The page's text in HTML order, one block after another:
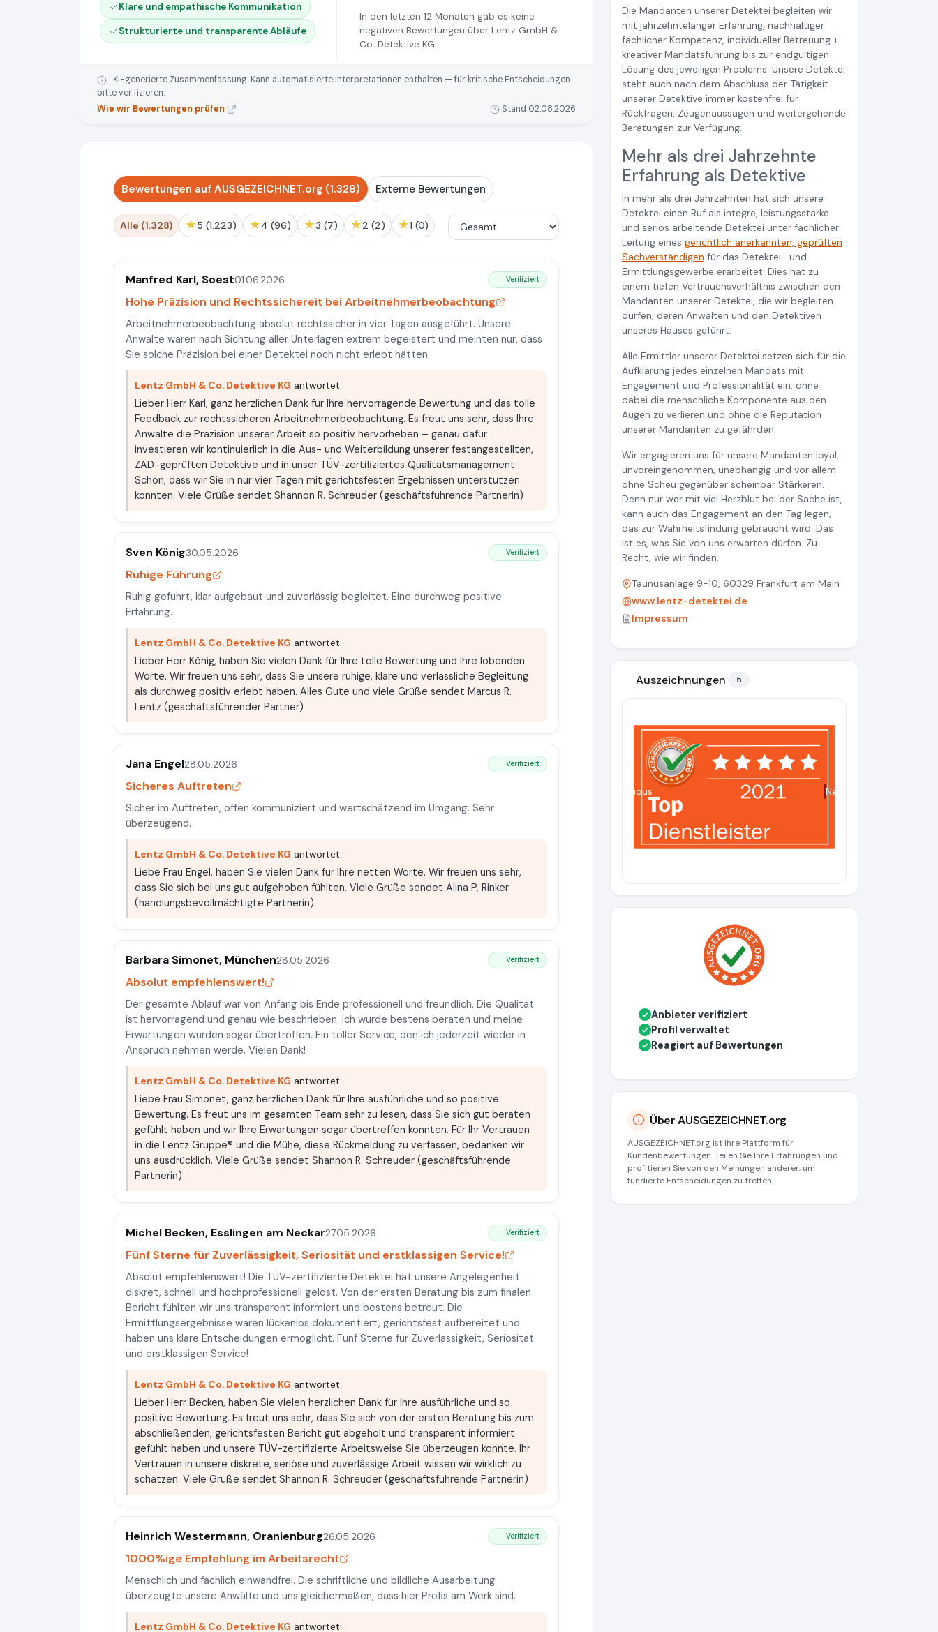
Klare und empathische Kommunikation
Strukturierte und transparente Abläufe
In den letzten 12 Monaten gab es keine
negativen Bewertungen über Lentz GmbH &
Co. Detektive KG.
KI-generierte Zusammenfassung. Kann automatisierte Interpretationen enthalten — für kritische Entscheidungen
bitte verifizieren.
Wie wir Bewertungen prüfen
Stand 02.08.2026
Bewertungen auf AUSGEZEICHNET.org (1.328) Externe Bewertungen
Alle (1.328) ★ 5 (1.223) ★ 4 (96) ★ 3 (7) ★ 2 (2) ★ 1 (0)
Manfred Karl, Soest01.06.2026 Verifiziert
Hohe Präzision und Rechtssichereit bei Arbeitnehmerbeobachtung
Arbeitnehmerbeobachtung absolut rechtssicher in vier Tagen ausgeführt. Unsere
Anwälte waren nach Sichtung aller Unterlagen extrem begeistert und meinten nur, dass
Sie solche Präzision bei einer Detektei noch nicht erlebt hätten.
Lentz GmbH & Co. Detektive KG antwortet:
Lieber Herr Karl, ganz herzlichen Dank für Ihre hervorragende Bewertung und das tolle
Feedback zur rechtssicheren Arbeitnehmerbeobachtung. Es freut uns sehr, dass Ihre
Anwälte die Präzision unserer Arbeit so positiv hervorheben – genau dafür
investieren wir kontinuierlich in die Aus- und Weiterbildung unserer festangestellten,
ZAD-geprüften Detektive und in unser TÜV-zertifiziertes Qualitätsmanagement.
Schön, dass wir Sie in nur vier Tagen mit gerichtsfesten Ergebnissen unterstützen
konnten. Viele Grüße sendet Shannon R. Schreuder (geschäftsführende Partnerin)
Sven König30.05.2026 Verifiziert
Ruhige Führung
Ruhig geführt, klar aufgebaut und zuverlässig begleitet. Eine durchweg positive
Erfahrung.
Lentz GmbH & Co. Detektive KG antwortet:
Lieber Herr König, haben Sie vielen Dank für Ihre tolle Bewertung und Ihre lobenden
Worte. Wir freuen uns sehr, dass Sie unsere ruhige, klare und verlässliche Begleitung
als durchweg positiv erlebt haben. Alles Gute und viele Grüße sendet Marcus R.
Lentz (geschäftsführender Partner)
Jana Engel28.05.2026 Verifiziert
Sicheres Auftreten
Sicher im Auftreten, offen kommuniziert und wertschätzend im Umgang. Sehr
überzeugend.
Lentz GmbH & Co. Detektive KG antwortet:
Liebe Frau Engel, haben Sie vielen Dank für Ihre netten Worte. Wir freuen uns sehr,
dass Sie sich bei uns gut aufgehoben fühlten. Viele Grüße sendet Alina P. Rinker
(handlungsbevollmächtigte Partnerin)
Barbara Simonet, München28.05.2026 Verifiziert
Absolut empfehlenswert!
Der gesamte Ablauf war von Anfang bis Ende professionell und freundlich. Die Qualität
ist hervorragend und genau wie beschrieben. Ich wurde bestens beraten und meine
Erwartungen wurden sogar übertroffen. Ein toller Service, den ich jederzeit wieder in
Anspruch nehmen werde. Vielen Dank!
Lentz GmbH & Co. Detektive KG antwortet:
Liebe Frau Simonet, ganz herzlichen Dank für Ihre ausführliche und so positive
Bewertung. Es freut uns im gesamten Team sehr zu lesen, dass Sie sich gut beraten
gefühlt haben und wir Ihre Erwartungen sogar übertreffen konnten. Für Ihr Vertrauen
in die Lentz Gruppe® und die Mühe, diese Rückmeldung zu verfassen, bedanken wir
uns ausdrücklich. Viele Grüße sendet Shannon R. Schreuder (geschäftsführende
Partnerin)
Michel Becken, Esslingen am Neckar27.05.2026 Verifiziert
Fünf Sterne für Zuverlässigkeit, Seriosität und erstklassigen Service!
Absolut empfehlenswert! Die TÜV-zertifizierte Detektei hat unsere Angelegenheit
diskret, schnell und hochprofessionell gelöst. Von der ersten Beratung bis zum finalen
Bericht fühlten wir uns transparent informiert und bestens betreut. Die
Ermittlungsergebnisse waren lückenlos dokumentiert, gerichtsfest aufbereitet und
haben uns klare Entscheidungen ermöglicht. Fünf Sterne für Zuverlässigkeit, Seriosität
und erstklassigen Service!
Lentz GmbH & Co. Detektive KG antwortet:
Lieber Herr Becken, haben Sie vielen herzlichen Dank für Ihre ausführliche und so
positive Bewertung. Es freut uns sehr, dass Sie sich von der ersten Beratung bis zum
abschließenden, gerichtsfesten Bericht gut abgeholt und transparent informiert
gefühlt haben und unsere TÜV-zertifizierte Arbeitsweise Sie überzeugen konnte. Ihr
Vertrauen in unsere diskrete, seriöse und zuverlässige Arbeit wissen wir wirklich zu
schätzen. Viele Grüße sendet Shannon R. Schreuder (geschäftsführende Partnerin)
Heinrich Westermann, Oranienburg26.05.2026 Verifiziert
1000%ige Empfehlung im Arbeitsrecht
Menschlich und fachlich einwandfrei. Die schriftliche und bildliche Ausarbeitung
überzeugte unsere Anwälte und uns gleichermaßen, dass hier Profis am Werk sind.
Lentz GmbH & Co. Detektive KG antwortet:
Die Mandanten unserer Detektei begleiten wir
mit jahrzehntelanger Erfahrung, nachhaltiger
fachlicher Kompetenz, individueller Betreuung +
kreativer Mandatsführung bis zur endgültigen
Lösung des jeweiligen Problems. Unsere Detektei
steht auch nach dem Abschluss der Tätigkeit
unserer Detektive immer kostenfrei für
Rückfragen, Zeugenaussagen und weitergehende
Beratungen zur Verfügung.
Mehr als drei Jahrzehnte
Erfahrung als Detektive
In mehr als drei Jahrzehnten hat sich unsere
Detektei einen Ruf als integre, leistungsstarke
und seriös arbeitende Detektei unter fachlicher
Leitung eines gerichtlich anerkannten, geprüften
Sachverständigen für das Detektei- und
Ermittlungsgewerbe erarbeitet. Dies hat zu
einem tiefen Vertrauensverhältnis zwischen den
Mandanten unserer Detektei, die wir begleiten
dürfen, deren Anwälten und den Detektiven
unseres Hauses geführt.
Alle Ermittler unserer Detektei setzen sich für die
Aufklärung jedes einzelnen Mandats mit
Engagement und Professionalität ein, ohne
dabei die menschliche Komponente aus den
Augen zu verlieren und ohne die Reputation
unserer Mandanten zu gefährden.
Wir engagieren uns für unsere Mandanten loyal,
unvoreingenommen, unabhängig und vor allem
ohne Scheu gegenüber scheinbar Stärkeren.
Denn nur wer mit viel Herzblut bei der Sache ist,
kann auch das Engagement an den Tag legen,
das zur Wahrheitsfindung gebraucht wird. Das
ist es, was Sie von uns erwarten dürfen. Zu
Recht, wie wir finden.
Taunusanlage 9-10, 60329 Frankfurt am Main
www.lentz-detektei.de
Impressum
Auszeichnungen 5
Previous Next
✓ Anbieter verifiziert
✓ Profil verwaltet
✓ Reagiert auf Bewertungen
Über AUSGEZEICHNET.org
AUSGEZEICHNET.org ist Ihre Plattform für
Kundenbewertungen. Teilen Sie Ihre Erfahrungen und
profitieren Sie von den Meinungen anderer, um
fundierte Entscheidungen zu treffen.